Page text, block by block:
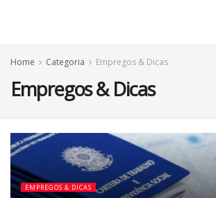
Home Categoria Empregos & Dicas
Empregos & Dicas
EMPREGOS & DICAS